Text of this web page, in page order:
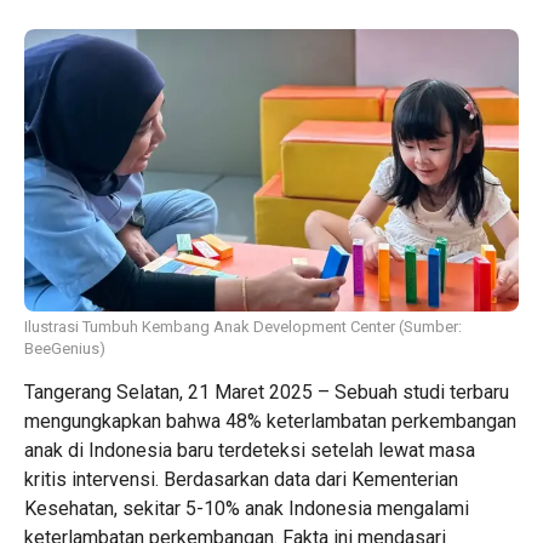
Ilustrasi Tumbuh Kembang Anak Development Center (Sumber:
BeeGenius)
Tangerang Selatan, 21 Maret 2025 – Sebuah studi terbaru
mengungkapkan bahwa 48% keterlambatan perkembangan
anak di Indonesia baru terdeteksi setelah lewat masa
kritis intervensi. Berdasarkan data dari Kementerian
Kesehatan, sekitar 5-10% anak Indonesia mengalami
keterlambatan perkembangan. Fakta ini mendasari